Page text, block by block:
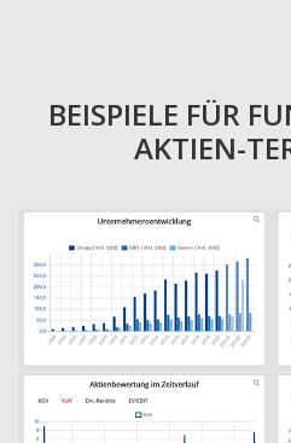
BEISPIELE FÜR
AKTIEN-